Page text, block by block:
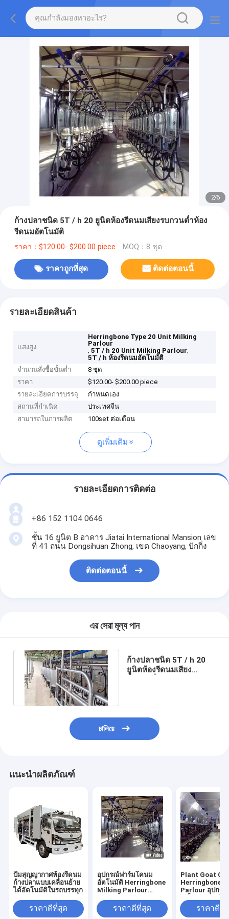
2/6
ก้างปลาชนิด 5T / h 20 ยูนิตห้องรีดนมเสียงรบกวนต่ำห้อง
รีดนมอัตโนมัติ
ราคา：$120.00- $200.00 piece MOQ：8 ชุด
ราคาถูกที่สุด ติดต่อตอนนี้
รายละเอียดสินค้า
แสงสูง
Herringbone Type 20 Unit Milking
Parlour
,5T / h 20 Unit Milking Parlour,
5T / h ห้องรีดนมอัตโนมัติ
จำนวนสั่งซื้อขั้นต่ำ
8 ชุด
ราคา
$120.00- $200.00 piece
รายละเอียดการบรรจุ
กำหนดเอง
สถานที่กำเนิด
ประเทศจีน
สามารถในการผลิต
100set ต่อเดือน
ดูเพิ่มเติม
รายละเอียดการติดต่อ
+86 152 1104 0646
ชั้น 16 ยูนิต B อาคาร Jiatai International Mansion เลข
ที่ 41 ถนน Dongsihuan Zhong, เขต Chaoyang, ปักกิ่ง
ติดต่อตอนนี้
এর সেরা মূল্য পান
ก้างปลาชนิด 5T / h 20
ยูนิตห้องรีดนมเสียง
চালিয়ে
แนะนำผลิตภัณฑ์
ปั๊มสุญญากาศห้องรีดนม
ก้างปลาแบบเคลื่อนย้าย
ได้อัตโนมัติในรถบรรทุก
ราคาดีที่สุด
อุปกรณ์ฟาร์มโคนม
อัตโนมัติ Herringbone
Milking Parlour
Machineราคาดีที่สุด
Plant Goat
Herringbone
Parlour อุปกร
ราคาดีที่